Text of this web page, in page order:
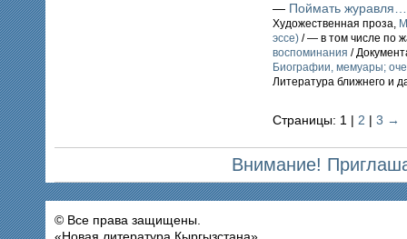
— Поймать журавля…
Художественная проза,
эссе) / — в том числе по
воспоминания /
Биографии, мемуары;
Литература ближнего и
Страницы: 1 | 2 | 3 →
Внимание!
© Все права защищены.
«Новая литература Кыргызстана»,